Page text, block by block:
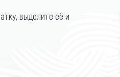
выделите её и